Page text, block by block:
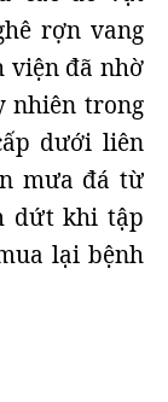
rợn vang
viện đã nhờ
nhiên trong
dưới liên
mưa đá từ
dứt khi tập
lại bệnh